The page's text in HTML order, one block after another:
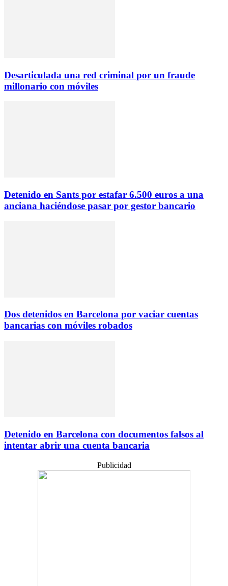
Desarticulada una red criminal por un fraude
millonario con móviles
Detenido en Sants por estafar 6.500 euros a una
anciana haciéndose pasar por gestor bancario
Dos detenidos en Barcelona por vaciar cuentas
bancarias con móviles robados
Detenido en Barcelona con documentos falsos al
intentar abrir una cuenta bancaria
Publicidad